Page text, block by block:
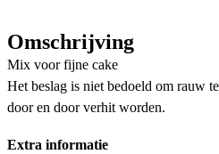
Omschrijving
Mix voor fijne cake
Het beslag is niet bedoeld om rauw
door en door verhit worden.
Extra informatie